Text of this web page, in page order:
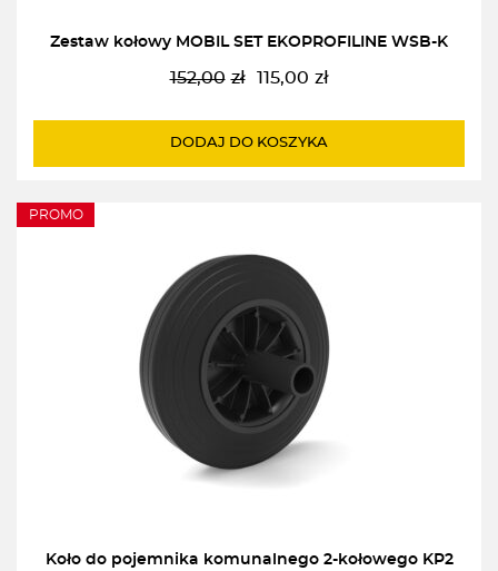
Zestaw kołowy MOBIL SET EKOPROFILINE WSB-K
152,00 zł
Pierwotna
wynosiła:
115,00 zł
Aktualna
wynosi:
DODAJ DO KOSZYKA
PROMO
Koło do pojemnika komunalnego 2-kołowego KP2